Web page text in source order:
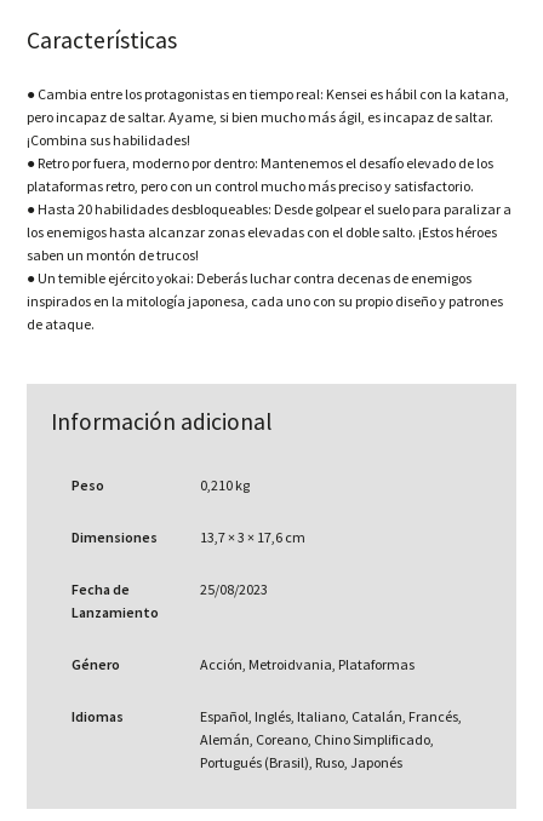
Características
● Cambia entre los protagonistas en tiempo real: Kensei es hábil con la katana,
pero incapaz de saltar. Ayame, si bien mucho más ágil, es incapaz de saltar.
¡Combina sus habilidades!
● Retro por fuera, moderno por dentro: Mantenemos el desafío elevado de los
plataformas retro, pero con un control mucho más preciso y satisfactorio.
● Hasta 20 habilidades desbloqueables: Desde golpear el suelo para paralizar a
los enemigos hasta alcanzar zonas elevadas con el doble salto. ¡Estos héroes
saben un montón de trucos!
● Un temible ejército yokai: Deberás luchar contra decenas de enemigos
inspirados en la mitología japonesa, cada uno con su propio diseño y patrones
de ataque.
Información adicional
Peso 0,210 kg
Dimensiones 13,7 × 3 × 17,6 cm
Fecha de
Lanzamiento
25/08/2023
Género Acción, Metroidvania, Plataformas
Idiomas
Español, Inglés, Italiano, Catalán, Francés,
Alemán, Coreano, Chino Simplificado,
Portugués (Brasil), Ruso, Japonés